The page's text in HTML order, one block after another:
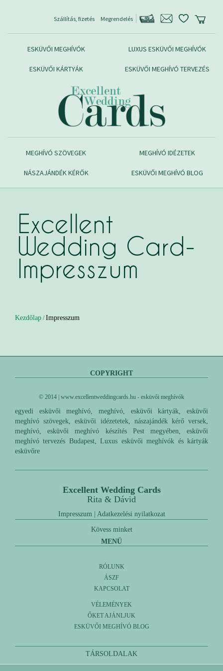
Szállítás, fizetés Megrendelés
ESKÜVŐI MEGHÍVÓK LUXUS ESKÜVŐI MEGHÍVÓK
ESKÜVŐI KÁRTYÁK ESKÜVŐI MEGHÍVÓ TERVEZÉS
MEGHÍVÓ SZÖVEGEK MEGHÍVÓ IDÉZETEK
NÁSZAJÁNDÉK KÉRŐK ESKÜVŐI MEGHÍVÓ BLOG
Excellent
Wedding Card-
Impresszum
Kezdőlap /Impresszum
COPYRIGHT
© 2014 | www.excellentweddingcards.hu - esküvői meghívók
egyedi esküvői meghívó, meghívó, esküvői kártyák, esküvői
meghívó szövegek, esküvői idézetetek, nászajándék kérő versek,
meghívó, esküvői meghívó készítés Pest megyében, esküvői
meghívó tervezés Budapest, Luxus esküvői meghívók és kártyák
esküvőre
Excellent Wedding Cards
Rita & Dávid
Impresszum| Adatkezelési nyilatkozat
Kövess minket
MENÜ
RÓLUNK
ÁSZF
KAPCSOLAT
VÉLEMÉNYEK
ŐKET AJÁNLJUK
ESKÜVŐI MEGHÍVÓ BLOG
TÁRSOLDALAK